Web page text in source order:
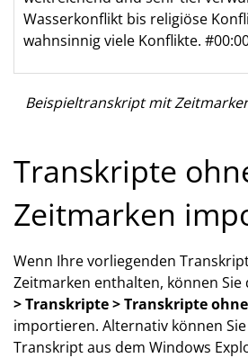
Wasserkonflikt bis religiöse
wahnsinnig viele Konflikte.
Beispieltranskript mit
Transkripte
Zeitmarken
Wenn Ihre vorliegenden
Zeitmarken enthalten, können Sie
> Transkripte > Transkripte
importieren. Alternativ können
Transkript aus dem Windows